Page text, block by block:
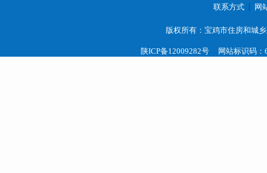
法律、行政法
第五条 国家
联系方式 网
版权所有：宝鸡市住房和城
陕ICP备12009282号 网站标识码：